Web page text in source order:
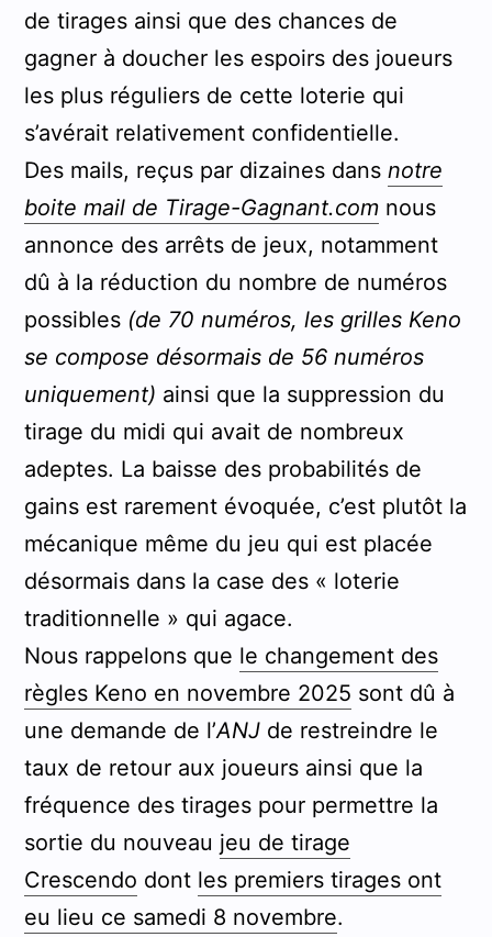
de tirages ainsi que des chances de
gagner à doucher les espoirs des joueurs
les plus réguliers de cette loterie qui
s’avérait relativement confidentielle.
Des mails, reçus par dizaines dans notre
boite mail de Tirage-Gagnant.comnous
annonce des arrêts de jeux, notamment
dû à la réduction du nombre de numéros
possibles (de 70 numéros, les grilles Keno
se compose désormais de 56 numéros
uniquement) ainsi que la suppression du
tirage du midi qui avait de nombreux
adeptes. La baisse des probabilités de
gains est rarement évoquée, c’est plutôt la
mécanique même du jeu qui est placée
désormais dans la case des « loterie
traditionnelle » qui agace.
Nous rappelons que le changement des
règles Keno en novembre 2025 sont dû à
une demande de l’ANJde restreindre le
taux de retour aux joueurs ainsi que la
fréquence des tirages pour permettre la
sortie du nouveau jeu de tirage
Crescendo dont les premiers tirages ont
eu lieu ce samedi 8 novembre.